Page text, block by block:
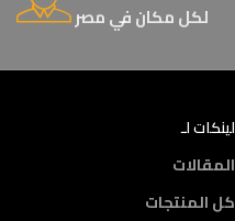
لكل مكان في مصر
لينكات لـ
المقالات
كل المنتجات